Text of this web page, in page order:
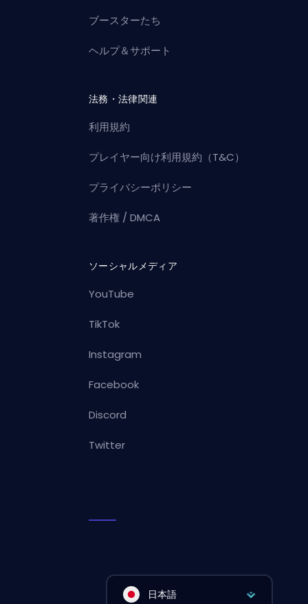
ブースターたち
ヘルプ＆サポート
法務・法律関連
利用規約
プレイヤー向け利用規約（T&C）
プライバシーポリシー
著作権 / DMCA
ソーシャルメディア
YouTube
TikTok
Instagram
Facebook
Discord
Twitter
日本語